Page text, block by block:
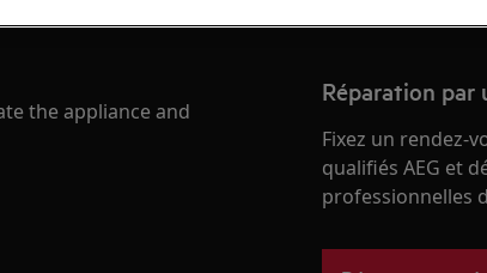
the appliance and
Réparation par
Fixez un rendez-
qualifiés AEG et
professionnelles